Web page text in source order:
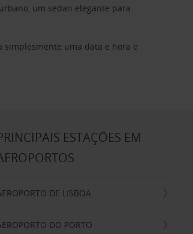
um sedan elegante para
simplesmente uma data e hora e
ESTAÇÕES EM
DE LISBOA
DO PORTO